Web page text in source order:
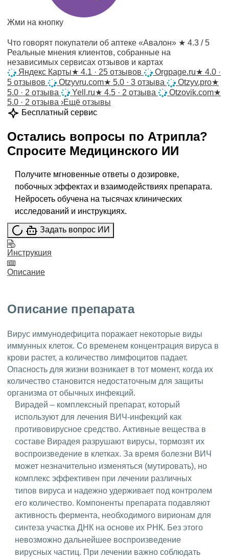
Жми на кнопку
Что говорят покупатели об аптеке «Авалон» ★ 4.3 / 5
Реальные мнения клиентов, собранные на
независимых сервисах отзывов и картах
Яндекс Карты★ 4.1 · 25 отзывов Orgpage.ru★ 4.0 ·
5 отзывов
Otzyvru.com★ 5.0 · 3 отзыва Otzyv.pro★
5.0 · 2 отзыва
Yell.ru★ 4.5 · 2 отзыва Otzovik.com★
5.0 · 2 отзыва ›Ещё отзывы
Бесплатный сервис
Остались вопросы по Атрипла?
Спросите Медицинского ИИ
Получите мгновенные ответы о дозировке,
побочных эффектах и взаимодействиях препарата.
Нейросеть обучена на тысячах клинических
исследований и инструкциях.
Задать вопрос ИИ
Инструкция
Описание
Описание препарата
Вирус иммунодефицита поражает некоторые виды
иммунных клеток. Со временем концентрация вируса в
крови растет, а количество лимфоцитов падает.
Опасность для жизни возникает в тот момент, когда их
количество становится недостаточным для защиты
организма от обычных инфекций.
Вирадей – комплексный препарат, который
используют для лечения ВИЧ-инфекций как
противовирусное средство. Активные вещества в
составе Вирадея разрушают вирусы, тормозят их
воспроизведение в клетках. За время болезни ВИЧ
может незначительно изменяться (мутировать), но
комплекс эффективен при лечении различных
типов вируса и надежно удерживает под контролем
его количество. Компоненты препарата подавляют
активность фермента, необходимого вирионам для
синтеза участка ДНК на основе их РНК. Без этого
невозможно дальнейшее воспроизведение
вирусных частиц. При лечении важно соблюдать